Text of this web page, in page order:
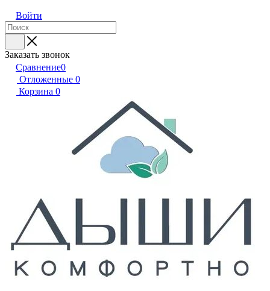
Войти
Заказать звонок
Сравнение0
Отложенные 0
Корзина 0